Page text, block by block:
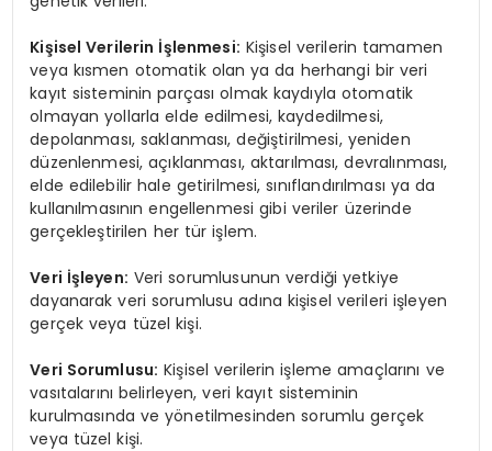
Kişisel Verilerin İşlenmesi: Kişisel verilerin tamamen
veya kısmen otomatik olan ya da herhangi bir veri
kayıt sisteminin parçası olmak kaydıyla otomatik
olmayan yollarla elde edilmesi, kaydedilmesi,
depolanması, saklanması, değiştirilmesi, yeniden
düzenlenmesi, açıklanması, aktarılması, devralınması,
elde edilebilir hale getirilmesi, sınıflandırılması ya da
kullanılmasının engellenmesi gibi veriler üzerinde
gerçekleştirilen her tür işlem.
Veri İşleyen: Veri sorumlusunun verdiği yetkiye
dayanarak veri sorumlusu adına kişisel verileri işleyen
gerçek veya tüzel kişi.
Veri Sorumlusu: Kişisel verilerin işleme amaçlarını ve
vasıtalarını belirleyen, veri kayıt sisteminin
kurulmasında ve yönetilmesinden sorumlu gerçek
veya tüzel kişi.